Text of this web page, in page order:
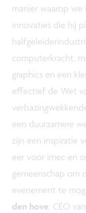
manier waarop
innovaties die hij
computerkracht,
graphics en een
effectief de Wet
een duurzamere
zijn een inspiratie
eer voor imec en
gemeenschap om
evenement te
den hove, CEO